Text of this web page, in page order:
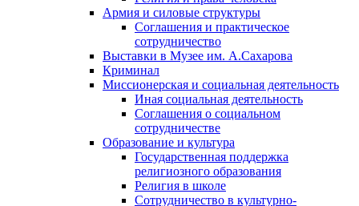
Армия и силовые структуры
Соглашения и практическое
сотрудничество
Выставки в Музее им. А.Сахарова
Криминал
Миссионерская и социальная деятельность
Иная социальная деятельность
Соглашения о социальном
сотрудничестве
Образование и культура
Государственная поддержка
религиозного образования
Религия в школе
Сотрудничество в культурно-